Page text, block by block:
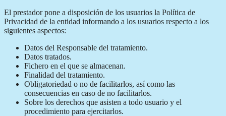
El prestador pone a disposición de los usuarios la Política de
Privacidad de la entidad informando a los usuarios respecto a los
siguientes aspectos:
Datos del Responsable del tratamiento.
Datos tratados.
Fichero en el que se almacenan.
Finalidad del tratamiento.
Obligatoriedad o no de facilitarlos, así como las
consecuencias en caso de no facilitarlos.
Sobre los derechos que asisten a todo usuario y el
procedimiento para ejercitarlos.